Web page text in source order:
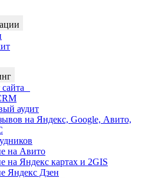
аудит
на Яндекс, Google, Авито,
на Авито
на Яндекс картах и 2GIS
Яндекс Дзен